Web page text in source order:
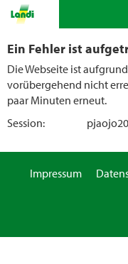
Ein Fehler ist
Die Webseite ist
vorübergehend nicht
paar Minuten erneut.
Session:
Impressum